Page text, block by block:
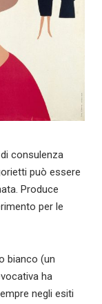
consulenza
può essere
Produce
per le
bianco (un
ha
negli esiti